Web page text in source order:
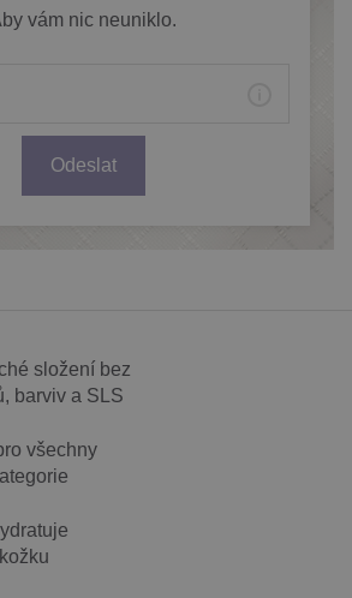
vám nic neuniklo.
Odeslat
složení bez
barviv a SLS
všechny